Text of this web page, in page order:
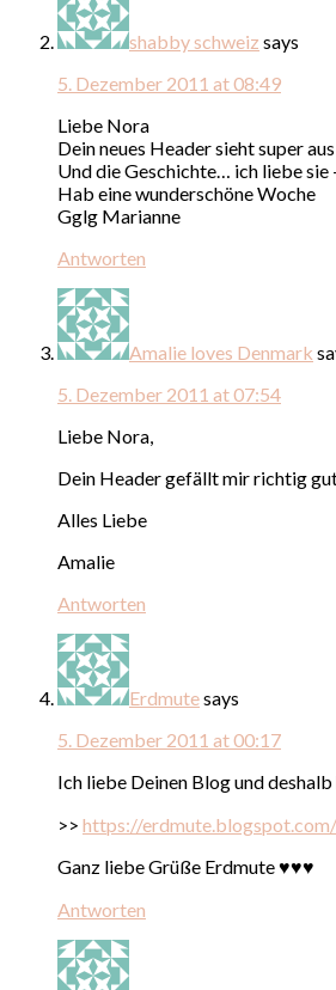
shabby schweiz says
5. Dezember 2011 at 08:49
Liebe Nora
Dein neues Header sieht super
Und die Geschichte… ich liebe sie
Hab eine wunderschöne Woche
Gglg Marianne
Antworten
Amalie loves Denmark
5. Dezember 2011 at 07:54
Liebe Nora,
Dein Header gefällt mir richtig
Alles Liebe
Amalie
Antworten
Erdmutesays
5. Dezember 2011 at 00:17
Ich liebe Deinen Blog und
>> https://
Ganz liebe Grüße Erdmute ♥♥♥
Antworten